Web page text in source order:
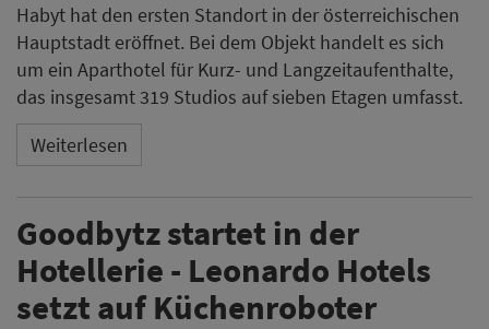
Habyt hat den ersten Standort in der österreichischen
Hauptstadt eröffnet. Bei dem Objekt handelt es sich
um ein Aparthotel für Kurz- und Langzeitaufenthalte,
das insgesamt 319 Studios auf sieben Etagen umfasst.
Weiterlesen
Goodbytz startet in der
Hotellerie - Leonardo Hotels
setzt auf Küchenroboter